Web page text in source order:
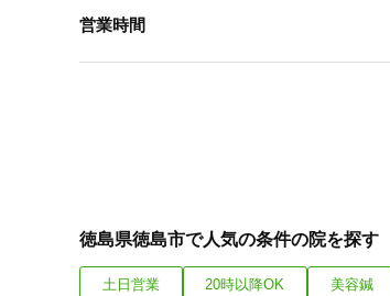
営業時間
徳島県徳島市で人気の条件の院を探す
土日営業 20時以降OK 美容鍼